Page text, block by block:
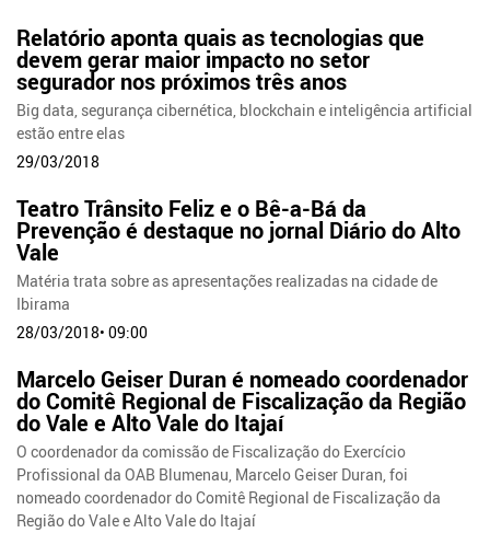
Relatório aponta quais as tecnologias que
devem gerar maior impacto no setor
segurador nos próximos três anos
Big data, segurança cibernética, blockchain e inteligência artificial
estão entre elas
29/03/2018
Teatro Trânsito Feliz e o Bê-a-Bá da
Prevenção é destaque no jornal Diário do Alto
Vale
Matéria trata sobre as apresentações realizadas na cidade de
Ibirama
28/03/2018• 09:00
Marcelo Geiser Duran é nomeado coordenador
do Comitê Regional de Fiscalização da Região
do Vale e Alto Vale do Itajaí
O coordenador da comissão de Fiscalização do Exercício
Profissional da OAB Blumenau, Marcelo Geiser Duran, foi
nomeado coordenador do Comitê Regional de Fiscalização da
Região do Vale e Alto Vale do Itajaí